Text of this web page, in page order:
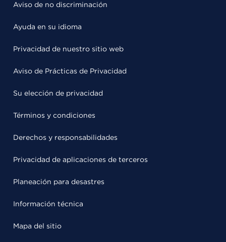
Aviso de no discriminación
Ayuda en su idioma
Privacidad de nuestro sitio web
Aviso de Prácticas de Privacidad
Su elección de privacidad
Términos y condiciones
Derechos y responsabilidades
Privacidad de aplicaciones de terceros
Planeación para desastres
Información técnica
Mapa del sitio